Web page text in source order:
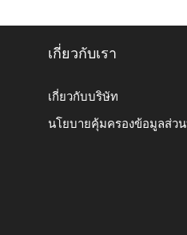
เกี่ยวกับเรา
เกี่ยวกับบริษัท
นโยบายคุ้มครองข้อมูลส่ว